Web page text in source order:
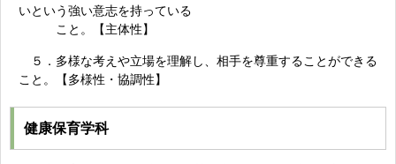
いという強い意志を持っている
こと。【主体性】
５．多様な考えや立場を理解し、相手を尊重することができる
こと。【多様性・協調性】
健康保育学科